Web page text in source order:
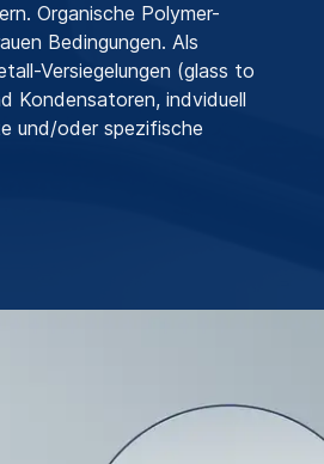
Organische Polymer-
Bedingungen. Als
Versiegelungen (glass to
Kondensatoren, indviduell
und/oder spezifische